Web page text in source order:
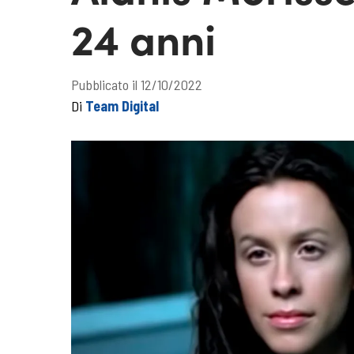
24 anni
Pubblicato il 12/10/2022
Di Team Digital